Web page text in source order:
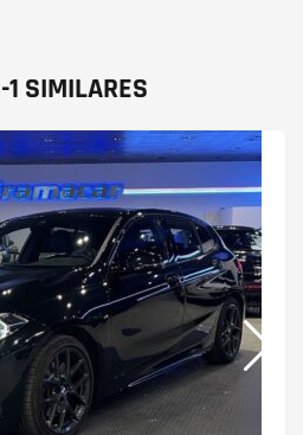
1 SIMILARES